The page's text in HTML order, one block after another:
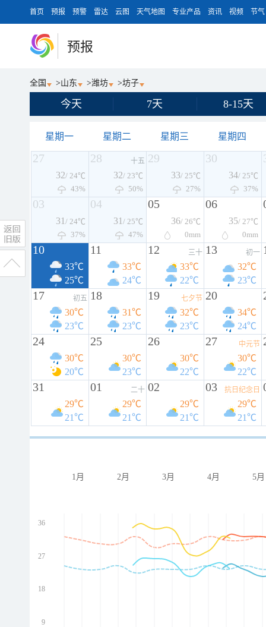
首页 预报 预警 雷达 云图 天气地图 专业产品 资讯 视频 节气
预报
全国 >山东 >潍坊 >坊子
今天 7天 8-15天
星期一 星期二 星期三 星期四
27
32/ 24℃
43%
28 十五
32/ 23℃
50%
29
33/ 25℃
27%
30
34/ 25℃
37%
03
31 / 24℃
37%
04
31 / 25℃
47%
05
36/ 26℃
0mm
06
35/ 27℃
0mm
10
33℃
25℃
11
33℃
24℃
12 三十
33℃
22℃
13 初一
32℃
23℃
17 初五
30℃
23℃
18
31℃
23℃
19 七夕节
32℃
23℃
20
34℃
24℃
24
30℃
20℃
25
30℃
23℃
26
30℃
22℃
27 中元节
30℃
22℃
31
29℃
21℃
01 二十
29℃
21℃
02
29℃
21℃
03 抗日纪念日
29℃
21℃
1月 2月 3月 4月 5月
36
27
18
9